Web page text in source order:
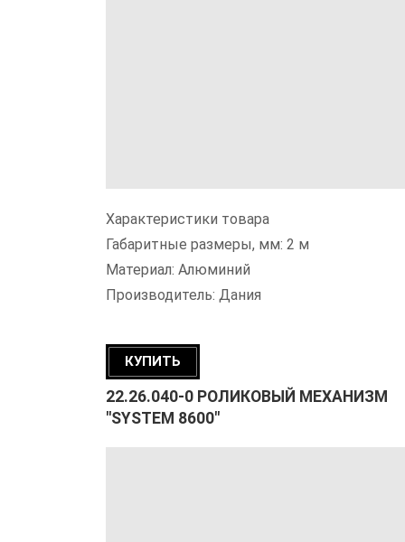
Характеристики товара
Габаритные размеры, мм: 2 м
Материал: Алюминий
Производитель: Дания
КУПИТЬ
22.26.040-0 РОЛИКОВЫЙ МЕХАНИЗМ
"SYSTEM 8600"